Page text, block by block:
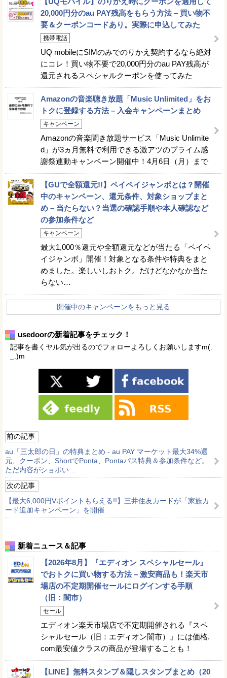
20,000円分のau PAY残高をもらう方法 – 買い物不
要＆クーポンコードあり。実際に申込してみた
携帯電話
UQ mobileにSIMのみでのりかえ契約するなら絶対
にコレ！買い物不要で20,000円分のau PAY残高が
還元されるスペシャルクーポンを使ってみた
Amazonの音楽聴き放題「Music Unlimited」をお
トクに登録する方法 – 入会キャンペーンまとめ
キャンペーン
Amazonの音楽聞き放題サービス「Music Unlimite
d」が3ヵ月無料で利用できる激アツのプライム感
謝祭連動キャンペーン開催中！4月6日（月）まで
【GUで全額還元!!】ペイペイジャンボとは？開催
中のキャンペーン、還元条件、対象ショップまと
め – 当たらない？当選の確認手順や本人確認など
の参加条件など
キャンペーン
最大1,000％還元や全額還元などが当たる「ペイペ
イジャンボ」開催！対象となる条件や特典をまと
めました。楽しいしおトク。だけどなかなか当た
らない…
開催中のキャンペーンをもっと見る
usedoorの新着記事をチェック！
記事を書くヤル気が出るのでフォローよろしくお願いしますm(.
_.)m
前の記事
au「三太郎の日」の特典まとめ - au PAY マーケット最大34%還
元、クーポン、ShortでPonta、Pontaパス特典＆参加条件など。
ただ内容がショボい…
次の記事
【最大6,000円Vポイントもらえる!!】三井住友カードが「家族カ
ード追加キャンペーン」を開催
新着ニュース＆記事
【2026年8月】『エディオン スペシャルセール』
でおトクに買い物する方法 – 激安商品も！楽天市
場店の不定期開催セールにログインする手順
（旧：闇市）
セール
エディオン楽天市場店で不定期開催される『スペ
シャルセール（旧：エディオン闇市）』には価格.
com最安値クラスの商品が登場することも！
【LINE】無料スタンプ＆隠しスタンプまとめ（20